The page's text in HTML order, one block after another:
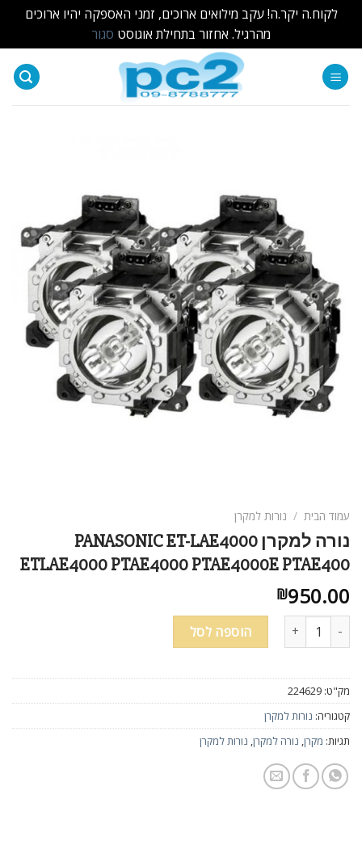
לקוח.ה יקר.ה! עקב מילואים ארוכים, זמני האספקה יהיו ארוכים
מהרגיל. אחזור בתחילת אוגוסט סגור
עמוד הבית / נורות למקרן
נורה למקרן PANASONIC ET-LAE4000
ETLAE4000 PTAE4000 PTAE4000E PTAE400
₪950.00
כמות של נורה למקרן PANASONIC ET-LAE4000 ETLAE4000 PTAE4000 PTAE4000E PTAE400 הוספה לסל
מק"ט: 224629
קטגוריה: נורות למקרן
תגיות: מקרן, נורה למקרן, נורות למקרן